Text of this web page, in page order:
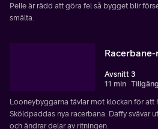
Pelle är rädd att göra fel så bygget blir
smälta.
Racerbane-
Avsnitt 3
11 min
Looneybyggarna tävlar mot klockan för att
Sköldpaddas nya racerbana. Daffy svävar
och ändrar delar av ritningen.